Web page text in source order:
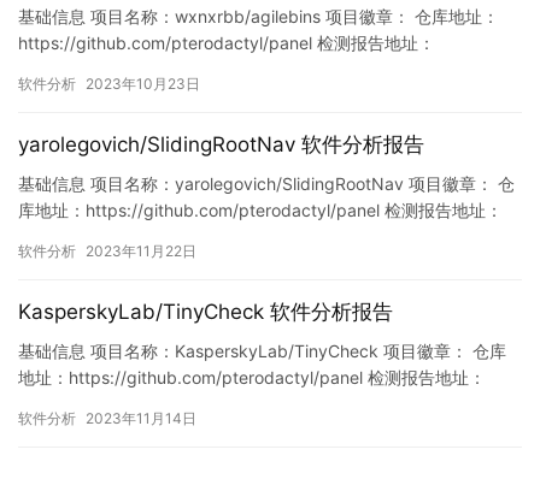
基础信息 项目名称：wxnxrbb/agilebins 项目徽章： 仓库地址：
https://github.com/pterodactyl/panel 检测报告地址：
26720/1715409076250869760 此报告由Murphysec提供 …
软件分析 2023年10月23日
yarolegovich/SlidingRootNav 软件分析报告
基础信息 项目名称：yarolegovich/SlidingRootNav 项目徽章： 仓
库地址：https://github.com/pterodactyl/panel 检测报告地址：
38208/1727222504648298496 此报告由Mu…
软件分析 2023年11月22日
KasperskyLab/TinyCheck 软件分析报告
基础信息 项目名称：KasperskyLab/TinyCheck 项目徽章： 仓库
地址：https://github.com/pterodactyl/panel 检测报告地址：
55584/1724397236103630848 此报告由Murphys…
软件分析 2023年11月14日